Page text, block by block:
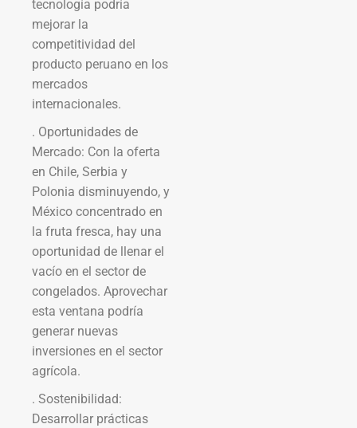
tecnología podría
mejorar la
competitividad del
producto peruano en los
mercados
internacionales.
. Oportunidades de
Mercado: Con la oferta
en Chile, Serbia y
Polonia disminuyendo, y
México concentrado en
la fruta fresca, hay una
oportunidad de llenar el
vacío en el sector de
congelados. Aprovechar
esta ventana podría
generar nuevas
inversiones en el sector
agrícola.
. Sostenibilidad:
Desarrollar prácticas